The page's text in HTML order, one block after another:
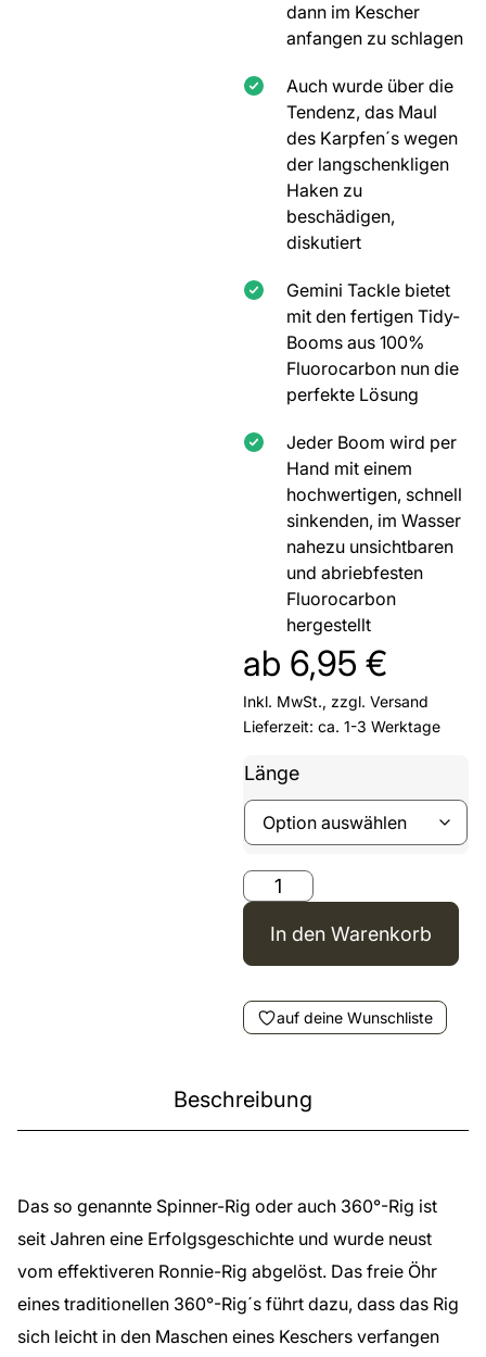
dann im Kescher
anfangen zu schlagen
Auch wurde über die
Tendenz, das Maul
des Karpfen´s wegen
der langschenkligen
Haken zu
beschädigen,
diskutiert
Gemini Tackle bietet
mit den fertigen Tidy-
Booms aus 100%
Fluorocarbon nun die
perfekte Lösung
Jeder Boom wird per
Hand mit einem
hochwertigen, schnell
sinkenden, im Wasser
nahezu unsichtbaren
und abriebfesten
Fluorocarbon
hergestellt
ab 6,95 €
Inkl. MwSt., zzgl. Versand
Lieferzeit: ca. 1-3 Werktage
Länge
In den Warenkorb
auf deine Wunschliste
Beschreibung
Das so genannte Spinner-Rig oder auch 360°-Rig ist
seit Jahren eine Erfolgsgeschichte und wurde neust
vom effektiveren Ronnie-Rig abgelöst. Das freie Öhr
eines traditionellen 360°-Rig´s führt dazu, dass das Rig
sich leicht in den Maschen eines Keschers verfangen